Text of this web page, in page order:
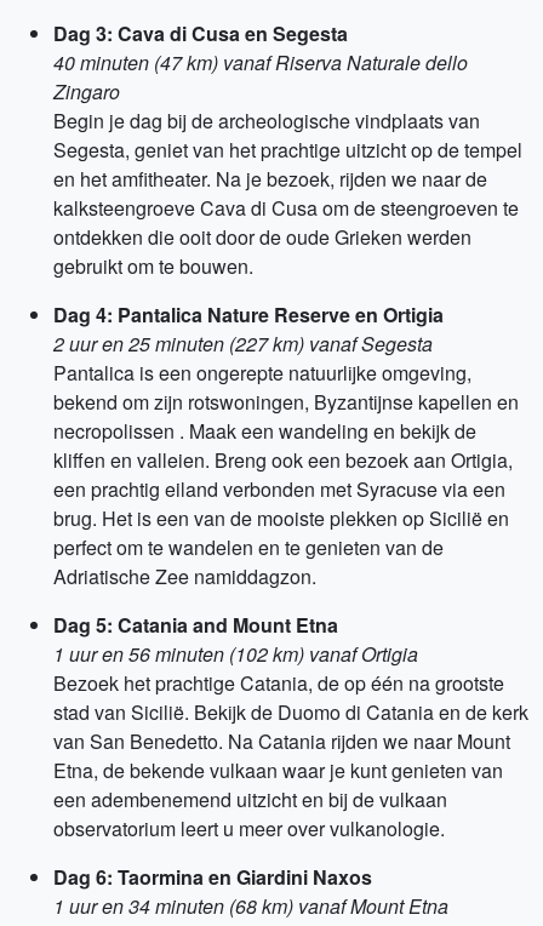
Dag 3: Cava di Cusa en Segesta
40 minuten (47 km) vanaf Riserva Naturale dello
Zingaro
Begin je dag bij de archeologische vindplaats van
Segesta, geniet van het prachtige uitzicht op de tempel
en het amfitheater. Na je bezoek, rijden we naar de
kalksteengroeve Cava di Cusa om de steengroeven te
ontdekken die ooit door de oude Grieken werden
gebruikt om te bouwen.
Dag 4: Pantalica Nature Reserve en Ortigia
2 uur en 25 minuten (227 km) vanaf Segesta
Pantalica is een ongerepte natuurlijke omgeving,
bekend om zijn rotswoningen, Byzantijnse kapellen en
necropolissen . Maak een wandeling en bekijk de
kliffen en valleien. Breng ook een bezoek aan Ortigia,
een prachtig eiland verbonden met Syracuse via een
brug. Het is een van de mooiste plekken op Sicilië en
perfect om te wandelen en te genieten van de
Adriatische Zee namiddagzon.
Dag 5: Catania and Mount Etna
1 uur en 56 minuten (102 km) vanaf Ortigia
Bezoek het prachtige Catania, de op één na grootste
stad van Sicilië. Bekijk de Duomo di Catania en de kerk
van San Benedetto. Na Catania rijden we naar Mount
Etna, de bekende vulkaan waar je kunt genieten van
een adembenemend uitzicht en bij de vulkaan
observatorium leert u meer over vulkanologie.
Dag 6: Taormina en Giardini Naxos
1 uur en 34 minuten (68 km) vanaf Mount Etna